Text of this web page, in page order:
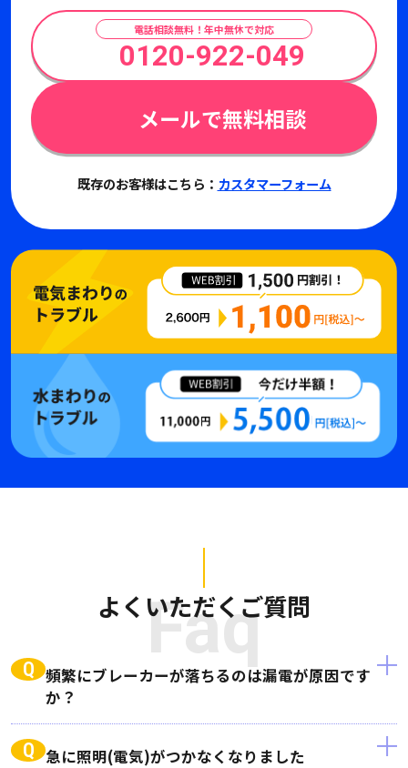
電話相談無料！年中無休で対応
0120-922-049
メールで無料相談
既存のお客様はこちら： カスタマーフォーム
Faq
よくいただくご質問
Q 頻繁にブレーカーが落ちるのは漏電が原因です
か？
Q 急に照明(電気)がつかなくなりました